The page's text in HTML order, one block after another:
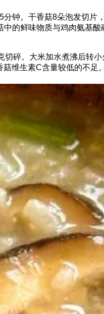
钟。干香菇8朵泡发切片
的鲜味物质与鸡肉氨基
碎。大米加水煮沸后转
维生素C含量较低的不足